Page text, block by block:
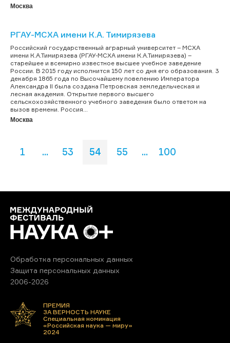
Москва
РГАУ-МСХА имени К.А. Тимирязева
Российский государственный аграрный университет – МСХА
имени К.А.Тимирязева (РГАУ-МСХА имени К.А.Тимирязева) –
старейшее и всемирно известное высшее учебное заведение
России. В 2015 году исполнится 150 лет со дня его образования. 3
декабря 1865 года по Высочайшему повелению Императора
Александра II была создана Петровская земледельческая и
лесная академия. Открытие первого высшего
сельскохозяйственного учебного заведения было ответом на
вызов времени. Россия...
Москва
1 ... 53 54 55 ... 100
Обработка персональных данных
Защита персональных данных
2006-2026
ПРЕМИЯ
ЗА ВЕРНОСТЬ НАУКЕ
Специальная номинация
«Российская наука — миру»
2024